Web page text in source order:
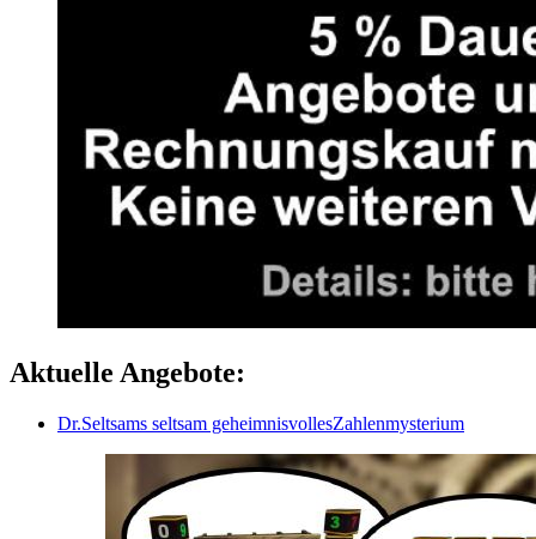
Aktuelle Angebote:
Dr.Seltsams seltsam geheimnisvollesZahlenmysterium